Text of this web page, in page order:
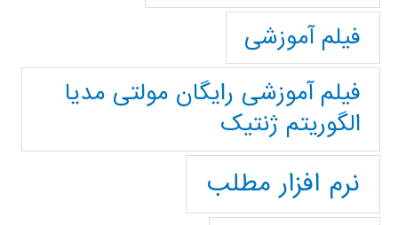
فیلم آموزشی
فیلم آموزشی رایگان مولتی مدیا
الگوریتم ژنتیک
نرم افزار مطلب